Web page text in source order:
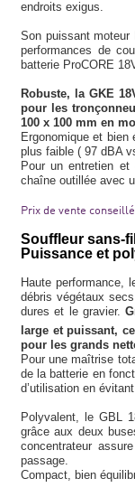
endroits exigus.
Son puissant moteur
performances de
batterie ProCORE
Robuste, la GKE
pour les
100 x 100 mm en
Ergonomique et bien
plus faible ( 97 dBA
Pour un entretien
chaîne outillée avec
Prix de vente
Souffleur sans-
Puissance et
Haute performance,
débris végétaux
dures et le gravier.
large et puissant,
pour les grands
Pour une maîtrise
de la batterie en
d’utilisation en
Polyvalent, le GBL
grâce aux deux
concentrateur
passage.
Compact, bien